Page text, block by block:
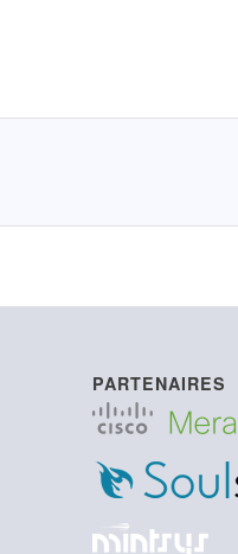
PARTENAIRES